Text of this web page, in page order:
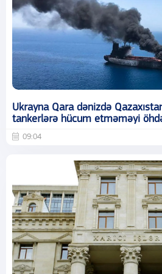
Ukrayna Qara dənizdə
tankerlərə hücum etməməyi
09:04